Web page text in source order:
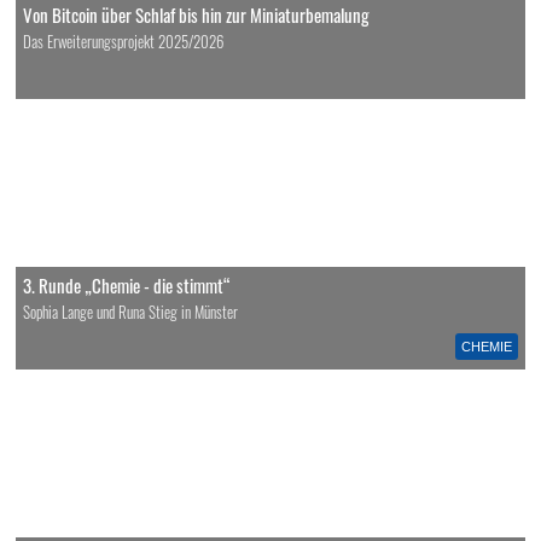
Von Bitcoin über Schlaf bis hin zur Miniaturbemalung
Das Erweiterungsprojekt 2025/2026
CHEMIE
3. Runde „Chemie - die stimmt“
Sophia Lange und Runa Stieg in Münster